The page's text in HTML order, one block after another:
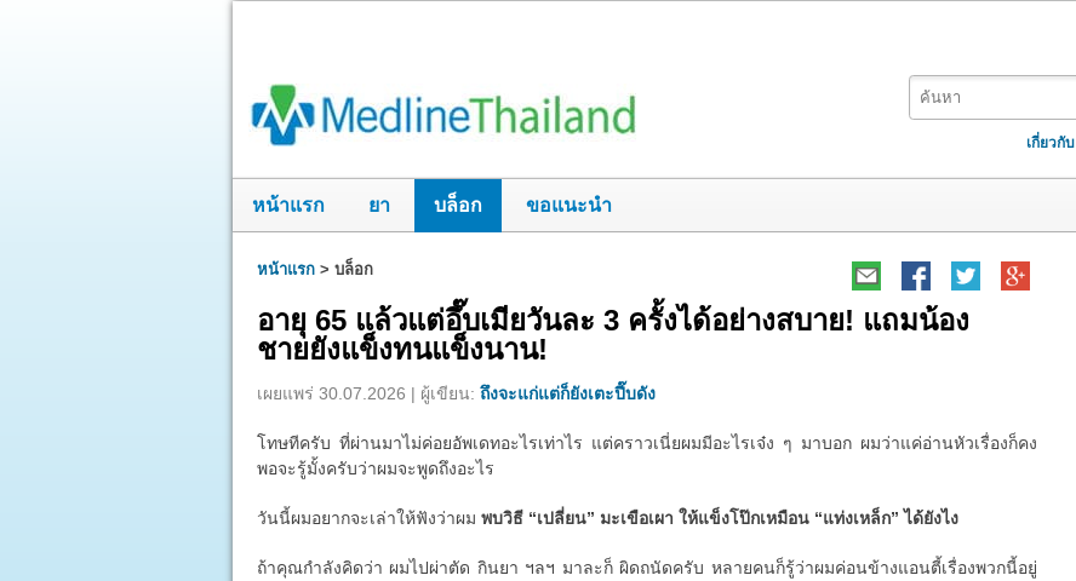
เกี่ยวกับ
หน้าแรก ยา บล็อก ขอแนะนำ
หน้าแรก > บล็อก
อายุ 65 แล้วแต่อึ๊บเมียวันละ 3 ครั้งได้อย่างสบาย! แถมน้อง
ชายยังแข็งทนแข็งนาน!
เผยแพร่ 30.07.2026 | ผู้เขียน: ถึงจะแก่แต่ก็ยังเตะปี๊บดัง
โทษทีครับ ที่ผ่านมาไม่ค่อยอัพเดทอะไรเท่าไร แต่คราวเนี่ยผมมีอะไรเจ๋ง ๆ มาบอก ผมว่าแค่อ่านหัวเรื่องก็คง
พอจะรู้มั้งครับว่าผมจะพูดถึงอะไร
วันนี้ผมอยากจะเล่าให้ฟังว่าผม พบวิธี “เปลี่ยน” มะเขือเผา ให้แข็งโป๊กเหมือน “แท่งเหล็ก” ได้ยังไง
ถ้าคุณกำลังคิดว่า ผมไปผ่าตัด กินยา ฯลฯ มาละก็ ผิดถนัดครับ หลายคนก็รู้ว่าผมค่อนข้างแอนตี้เรื่องพวกนี้อยู่